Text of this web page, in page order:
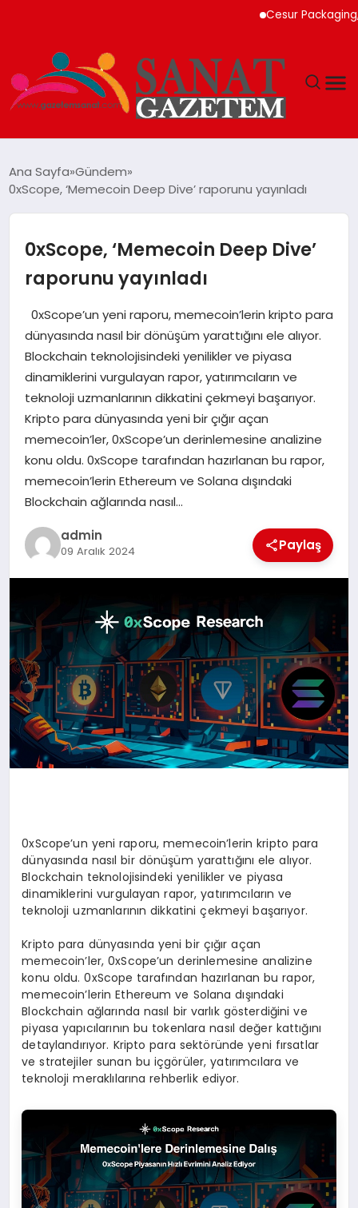
Cesur Packaging,
TEKNOLOJI
SIYASET
SPOR
YAŞAM
EKONOMI
SAĞLIK
DÜNYA
EĞITIM
Ana Sayfa Gündem
0xScope, ‘Memecoin Deep Dive’ raporunu yayınladı
0xScope, ‘Memecoin Deep Dive’
raporunu yayınladı
0xScope’un yeni raporu, memecoin’lerin kripto para
dünyasında nasıl bir dönüşüm yarattığını ele alıyor.
Blockchain teknolojisindeki yenilikler ve piyasa
dinamiklerini vurgulayan rapor, yatırımcıların ve
teknoloji uzmanlarının dikkatini çekmeyi başarıyor.
Kripto para dünyasında yeni bir çığır açan
memecoin’ler, 0xScope’un derinlemesine analizine
konu oldu. 0xScope tarafından hazırlanan bu rapor,
memecoin’lerin Ethereum ve Solana dışındaki
Blockchain ağlarında nasıl…
admin
09 Aralık 2024 Paylaş
0xScope’un yeni raporu, memecoin’lerin kripto para
dünyasında nasıl bir dönüşüm yarattığını ele alıyor.
Blockchain teknolojisindeki yenilikler ve piyasa
dinamiklerini vurgulayan rapor, yatırımcıların ve
teknoloji uzmanlarının dikkatini çekmeyi başarıyor.
Kripto para dünyasında yeni bir çığır açan
memecoin’ler, 0xScope’un derinlemesine analizine
konu oldu. 0xScope tarafından hazırlanan bu rapor,
memecoin’lerin Ethereum ve Solana dışındaki
Blockchain ağlarında nasıl bir varlık gösterdiğini ve
piyasa yapıcılarının bu tokenlara nasıl değer kattığını
detaylandırıyor. Kripto para sektöründe yeni fırsatlar
ve stratejiler sunan bu içgörüler, yatırımcılara ve
teknoloji meraklılarına rehberlik ediyor.